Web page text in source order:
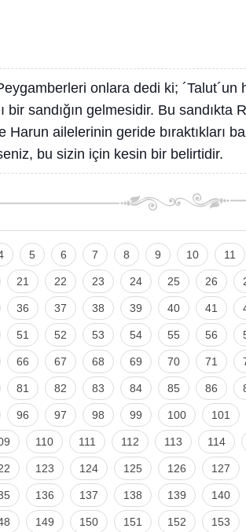
onlara dedi ki; ´Talut´un
bir sandığın gelmesidir. Bu
Harun ailelerinin geride bıraktıkları
bu sizin için kesin bir belirtidir.
5 6 7 8 9 10 11
21 22 23 24 25 26
36 37 38 39 40 41
51 52 53 54 55 56
66 67 68 69 70 71
81 82 83 84 85 86
96 97 98 99 100 101
110 111 112 113 114
123 124 125 126 127
136 137 138 139 140
149 150 151 152 153